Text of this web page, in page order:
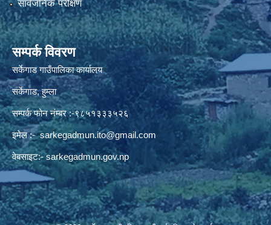
सार्वजनिक परीक्षण
सम्पर्क विवरण
सर्केगाड गाउँपालिका कार्यालय
सर्केगाड, हुम्ला
सम्पर्क फोन नंम्बर :-९८५१३३३५२६
इमेल :-sarkegadmun.ito@gmail.com
वेबसाइट:- sarkegadmun.gov.np